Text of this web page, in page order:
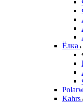
Ёлка
Kahrs